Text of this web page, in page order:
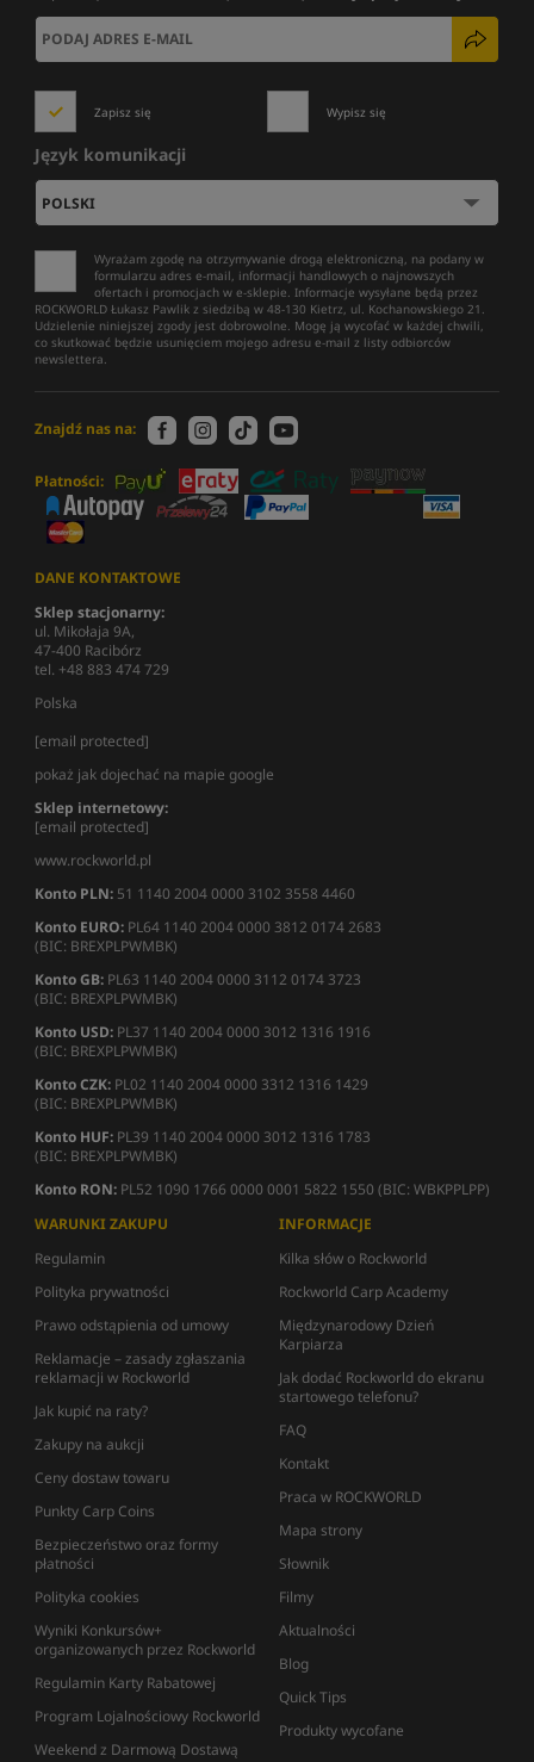
Zapisz się Wypisz się
Język komunikacji
Wyrażam zgodę na otrzymywanie drogą elektroniczną, na podany w
formularzu adres e-mail, informacji handlowych o najnowszych
ofertach i promocjach w e-sklepie. Informacje wysyłane będą przez
ROCKWORLD Łukasz Pawlik z siedzibą w 48-130 Kietrz, ul. Kochanowskiego 21.
Udzielenie niniejszej zgody jest dobrowolne. Mogę ją wycofać w każdej chwili,
co skutkować będzie usunięciem mojego adresu e-mail z listy odbiorców
newslettera.
Znajdź nas na:
Płatności:
DANE KONTAKTOWE
Sklep stacjonarny:
ul. Mikołaja 9A,
47-400 Racibórz
tel. +48 883 474 729
Polska
[email protected]
pokaż jak dojechać na mapie google
Sklep internetowy:
[email protected]
www.rockworld.pl
Konto PLN: 51 1140 2004 0000 3102 3558 4460
Konto EURO: PL64 1140 2004 0000 3812 0174 2683
(BIC: BREXPLPWMBK)
Konto GB: PL63 1140 2004 0000 3112 0174 3723
(BIC: BREXPLPWMBK)
Konto USD: PL37 1140 2004 0000 3012 1316 1916
(BIC: BREXPLPWMBK)
Konto CZK: PL02 1140 2004 0000 3312 1316 1429
(BIC: BREXPLPWMBK)
Konto HUF: PL39 1140 2004 0000 3012 1316 1783
(BIC: BREXPLPWMBK)
Konto RON: PL52 1090 1766 0000 0001 5822 1550 (BIC: WBKPPLPP)
WARUNKI ZAKUPU
Regulamin
Polityka prywatności
Prawo odstąpienia od umowy
Reklamacje – zasady zgłaszania
reklamacji w Rockworld
Jak kupić na raty?
Zakupy na aukcji
Ceny dostaw towaru
Punkty Carp Coins
Bezpieczeństwo oraz formy
płatności
Polityka cookies
Wyniki Konkursów+
organizowanych przez Rockworld
Regulamin Karty Rabatowej
Program Lojalnościowy Rockworld
Weekend z Darmową Dostawą
INFORMACJE
Kilka słów o Rockworld
Rockworld Carp Academy
Międzynarodowy Dzień
Karpiarza
Jak dodać Rockworld do ekranu
startowego telefonu?
FAQ
Kontakt
Praca w ROCKWORLD
Mapa strony
Słownik
Filmy
Aktualności
Blog
Quick Tips
Produkty wycofane